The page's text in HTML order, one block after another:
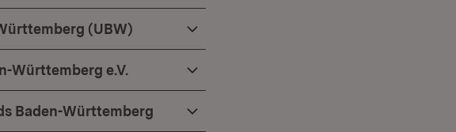
(UBW)
Württemberg e.V.
Baden-Württemberg